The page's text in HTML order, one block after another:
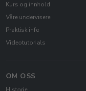
Kurs og innhold
Våre undervisere
Praktisk info
Videotutorials
OM OSS